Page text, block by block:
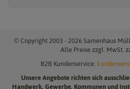
© Copyright 2003 - 2026 Samenhaus
Alle Preise zzgl. MwSt.
B2B Kundenservice:
Unsere Angebote richten sich
Handwerk, Gewerbe, Kommunen und